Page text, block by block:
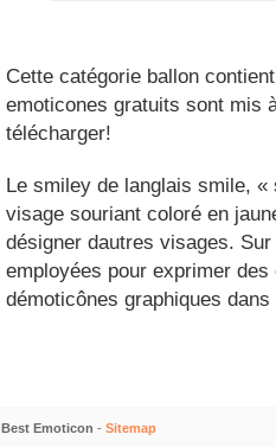
Cette catégorie ballon
emoticones gratuits sont mis
télécharger!
Le smiley de langlais smile,
visage souriant coloré en
désigner dautres visages.
employées pour exprimer
démoticônes graphiques
Best Emoticon - Sitemap